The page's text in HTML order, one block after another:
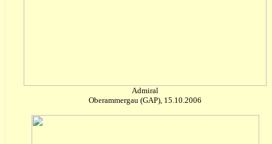
Admiral
Oberammergau (GAP), 15.10.2006